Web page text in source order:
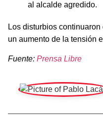
al alcalde agredido.
Los disturbios
un aumento de la tensión
Fuente: Prensa Libre